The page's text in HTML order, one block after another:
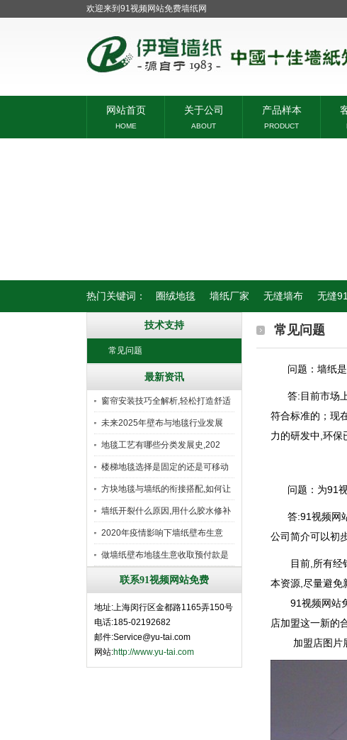
欢迎来到91视频网站免费墙纸网
网站首页
HOME
关于公司
ABOUT
产品样本
PRODUCT
热门关键词： 圈绒地毯 墙纸厂家 无缝墙布 无缝
技术支持
常见问题
最新资讯
窗帘安装技巧全解析,轻松打造舒适
未来2025年壁布与地毯行业发展
地毯工艺有哪些分类发展史,202
楼梯地毯选择是固定的还是可移动
好
方块地毯与墙纸的衔接搭配,如何让
墙纸开裂什么原因,用什么胶水修补
2020年疫情影响下墙纸壁布生意
做墙纸壁布地毯生意收取预付款是
联系91视频网站免费
地址:上海闵行区金都路1165弄150号
电话:185-02192682
邮件:Service@yu-tai.com
网站:http://www.yu-tai.com
常见问题
问题：墙纸
答:目前市场上
符合标准的
力的研发中,环保
问题：为91
答:91视频网站
公司简介可以初
目前,所有经销
本资源,尽量避免
91视频网站免
店加盟这一新的合
加盟店图片展示